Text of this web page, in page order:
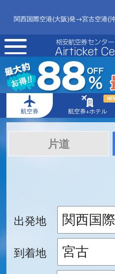
関西国際空港(大阪)発→宮古空港(
toggle
navigation
航空券 航空券+ホテル
片道
出発地
到着地